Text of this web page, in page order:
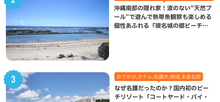
沖縄南部の隠れ家！波のない“天然プ
ール”で遊んで熱帯魚観察も楽しめる
個性あふれる「玻名城の郷ビーチ」
おでかけ,ホテル,名護市,地域,本島北部
なぜ名護だったのか？国内初のビー
チリゾート「コートヤード・バイ・